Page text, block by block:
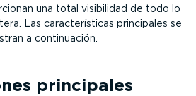
una total visibilidad de todo lo
Las carac­te­rís­ticas principales se
a conti­nuación.
principales